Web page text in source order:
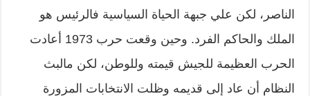
الناصر، لكن علي جبهة الحياة السياسية فالرئيس هو
الملك والحاكم الفرد. وحين وقعت حرب 1973 أعادت
الحرب العظيمة للجيش قيمته وللوطن، لكن مالبث
النظام أن عاد إلى قديمه وظلت الانتخابات المزورة